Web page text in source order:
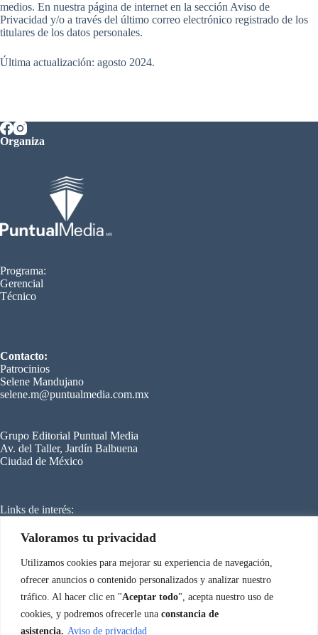
Valoramos tu privacidad
Utilizamos cookies para mejorar su experiencia de navegación,
ofrecer anuncios o contenido personalizados y analizar nuestro
tráfico. Al hacer clic en "Aceptar todo", acepta nuestro uso de
cookies, y podremos ofrecerle una constancia de
asistencia. Aviso de privacidad
medios. En nuestra página de internet en la sección Aviso de
Privacidad y/o a través del último correo electrónico registrado de los
titulares de los datos personales.
Última actualización: agosto 2024.
Organiza
Programa:
Gerencial
Técnico
Contacto:
Patrocinios
Selene Mandujano
selene.m@puntualmedia.com.mx
Grupo Editorial Puntual Media
Av. del Taller, Jardín Balbuena
Ciudad de México
Links de interés:
Cero Grados
Energy Management
Aviso de privacidad
Congreso Internacional de Climatización © 2026